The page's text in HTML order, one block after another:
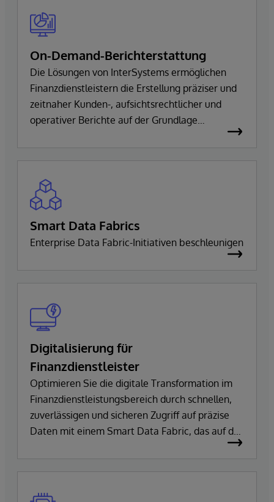
On-Demand-Berichterstattung
Die Lösungen von InterSystems ermöglichen
Finanzdienstleistern die Erstellung präziser und
zeitnaher Kunden-, aufsichtsrechtlicher und
operativer Berichte auf der Grundlage
Smart Data Fabrics
Enterprise Data Fabric-Initiativen beschleunigen
Digitalisierung für
Finanzdienstleister
Optimieren Sie die digitale Transformation im
Finanzdienstleistungsbereich durch schnellen,
zuverlässigen und sicheren Zugriff auf präzise
Daten mit einem Smart Data Fabric, das auf der